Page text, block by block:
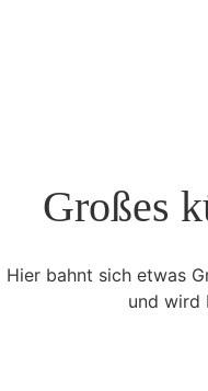
Großes
Hier bahnt sich etwas
und wird